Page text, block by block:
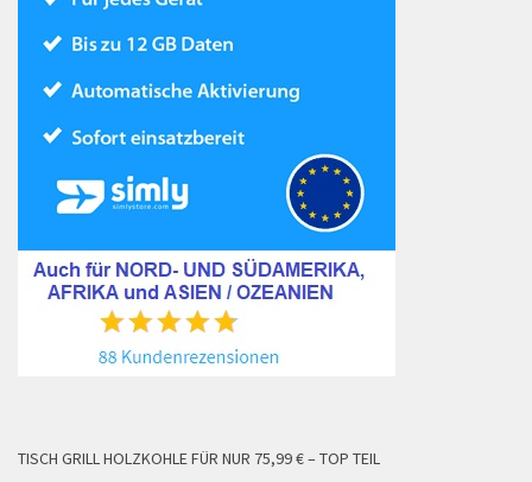
TISCH GRILL HOLZKOHLE FÜR NUR 75,99 € – TOP TEIL